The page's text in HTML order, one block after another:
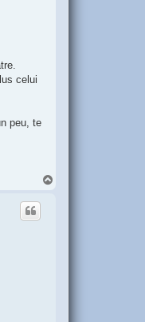
celui
peu, te